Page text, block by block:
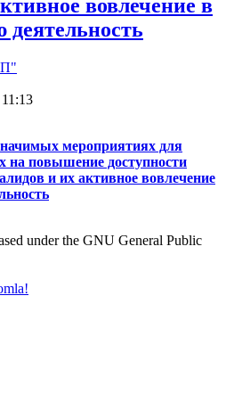
вовлечение в
деятельность
мероприятиях для
на повышение доступности
и их активное вовлечение
under the GNU General Public